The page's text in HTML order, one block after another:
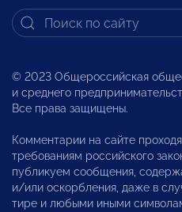
© 2023 Общероссийская
и среднего
Все права защищены.
Комментарии на сайте
требованиям российского
публикуем сообщения,
и/или оскорбления, даже в
тире и любыми иными